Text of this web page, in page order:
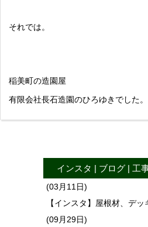
それでは。
稲美町の造園屋
有限会社長石造園のひろゆきでした。
インスタ | ブログ | 工
(03月11日)
【インスタ】屋根材、デッ
(09月29日)